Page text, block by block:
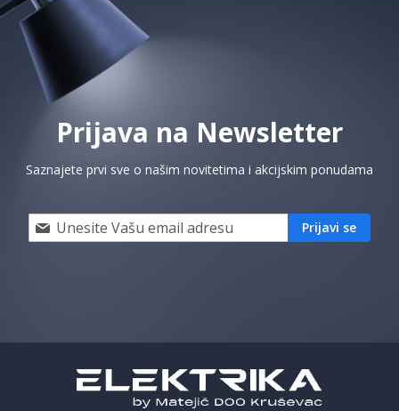
Prijava na Newsletter
Saznajete prvi sve o našim novitetima i akcijskim ponudama
Prijavi
se
akcije
Prijavi se